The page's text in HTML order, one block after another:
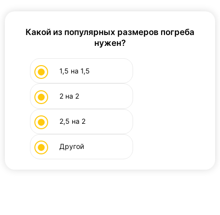
Какой из популярных размеров погреба
нужен?
1,5 на 1,5
2 на 2
2,5 на 2
Другой